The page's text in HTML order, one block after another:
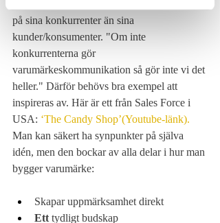
på sina konkurrenter än sina
kunder/konsumenter. "Om inte
konkurrenterna gör
varumärkeskommunikation så gör inte vi det
heller." Därför behövs bra exempel att
inspireras av. Här är ett från Sales Force i
USA: ‘The Candy Shop’(Youtube-länk).
Man kan säkert ha synpunkter på själva
idén, men den bockar av alla delar i hur man
bygger varumärke:
Skapar uppmärksamhet direkt
Ett tydligt budskap